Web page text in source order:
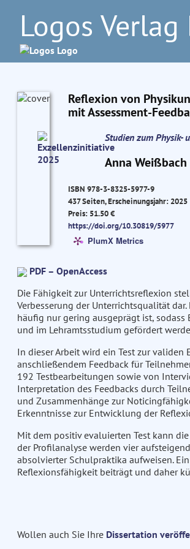
Logos
Reflexion von
mit Assessment-
Studien zum Physik-
Anna Weißbach
ISBN 978-3-8325-5977-9
437 Seiten, Erscheinungsjahr: 2025
Preis: 51.50 €
https://doi.org/10.30819/5977
PlumX Metrics
PDF – OpenAccess
Die Fähigkeit zur Unterrichtsreflexion
Verbesserung der Unterrichtsqualität
häufig nur gering ausgeprägt ist,
und im Lehramtsstudium gefördert
In dieser Arbeit wird ein Test zur
anschließendem Feedback für
192 Testbearbeitungen sowie von
Interpretation des Feedbacks durch
und Zusammenhänge zur
Erkenntnisse zur Entwicklung der
Mit dem positiv evaluierten Test kann
der Profilanalyse werden vier
absolvierter Schulpraktika aufweisen.
Reflexionsfähigkeit beiträgt und daher
Wollen auch Sie Ihre Dissertation